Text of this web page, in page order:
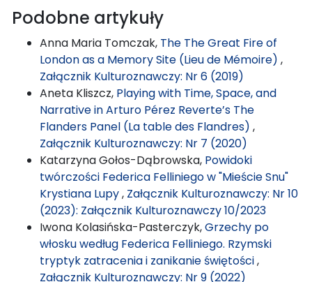
Podobne artykuły
Anna Maria Tomczak, The The Great Fire of
London as a Memory Site (Lieu de Mémoire) ,
Załącznik Kulturoznawczy: Nr 6 (2019)
Aneta Kliszcz, Playing with Time, Space, and
Narrative in Arturo Pérez Reverte’s The
Flanders Panel (La table des Flandres) ,
Załącznik Kulturoznawczy: Nr 7 (2020)
Katarzyna Gołos-Dąbrowska, Powidoki
twórczości Federica Felliniego w "Mieście Snu"
Krystiana Lupy, Załącznik Kulturoznawczy: Nr 10
(2023): Załącznik Kulturoznawczy 10/2023
Iwona Kolasińska-Pasterczyk,Grzechy po
włosku według Federica Felliniego. Rzymski
tryptyk zatracenia i zanikanie świętości,
Załącznik Kulturoznawczy: Nr 9 (2022)